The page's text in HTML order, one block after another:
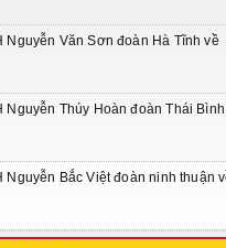
Văn Sơn đoàn Hà Tĩnh về
Thúy Hoàn đoàn Thái Bình
Bắc Việt đoàn ninh thuận